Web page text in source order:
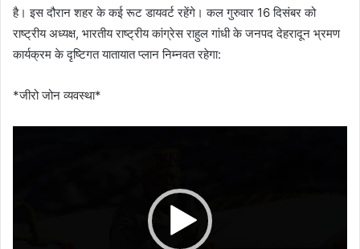
है। इस दौरान शहर के कई रूट डायवर्ट रहेंगे। कल गुरुवार 16 दिसंबर को
राष्ट्रीय अध्यक्ष, भारतीय राष्ट्रीय कांग्रेस राहुल गांधी के जनपद देहरादून भ्रमण
कार्यक्रम के दृष्टिगत यातायात प्लान निम्नवत रहेगा:
*जीरो जोन व्यवस्था*